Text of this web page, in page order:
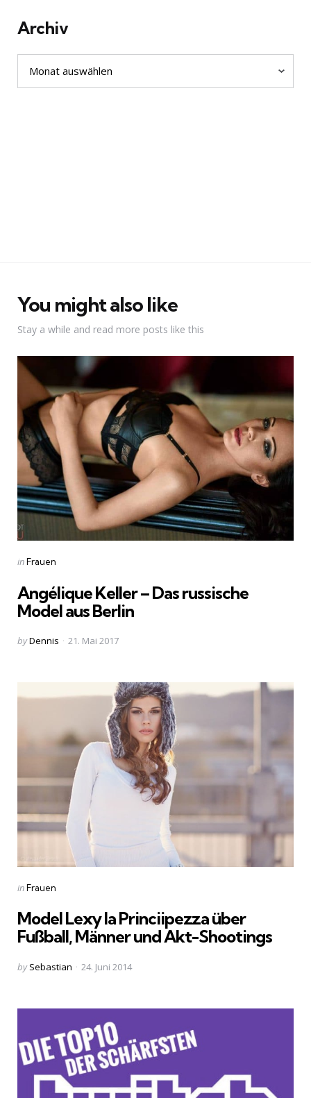
Archiv
You might also like
Stay a while and read more posts like this
Categories
Posted
inFrauen
Angélique Keller – Das russische
Model aus Berlin
Posted
byDennis 21. Mai 2017
Categories
Posted
inFrauen
Model Lexy la Princiipezza über
Fußball, Männer und Akt-Shootings
Posted
by Sebastian 24. Juni 2014